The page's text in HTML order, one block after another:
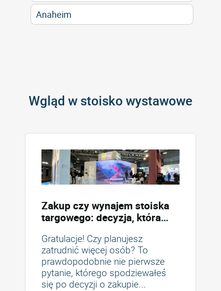
Anaheim
Wgląd w stoisko wystawowe
Zakup czy wynajem stoiska
targowego: decyzja, która
pieniądze
Gratulacje! Czy planujesz
zatrudnić więcej osób? To
prawdopodobnie nie pierwsze
pytanie, którego spodziewałeś
się po decyzji o zakupie...